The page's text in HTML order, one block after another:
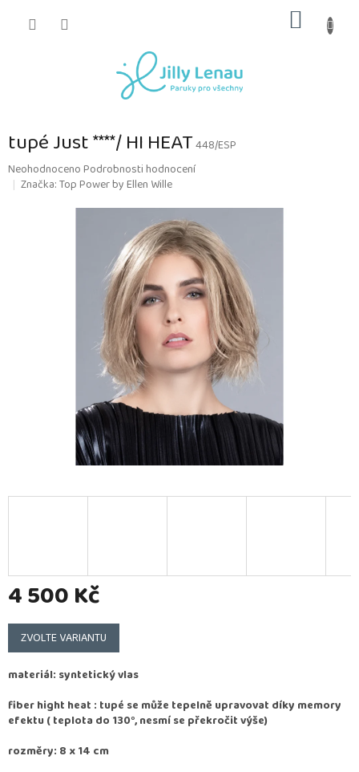
KOŠÍK
tupé Just ****/ HI HEAT448/ESP
Průměrné
hodnocení
NeohodnocenoPodrobnosti hodnocení
Značka:Top Power by Ellen Wille
4 500 Kč
Měrná
cena:
ZVOLTE VARIANTU
materiál: syntetický vlas
fiber hight heat : tupé se může tepelně upravovat díky memory
efektu ( teplota do 130°, nesmí se překročit výše)
rozměry: 8 x 14 cm